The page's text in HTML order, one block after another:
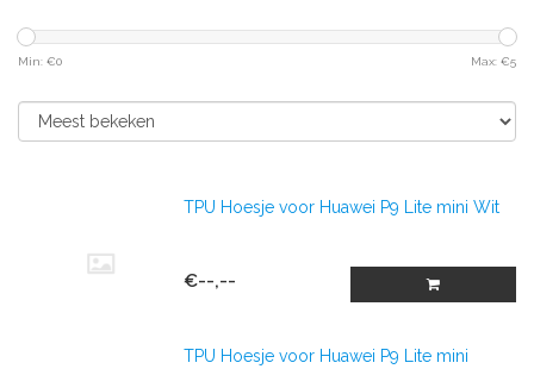
Min: €0 Max: €5
TPU Hoesje voor Huawei P9 Lite mini Wit
€--,--
TPU Hoesje voor Huawei P9 Lite mini